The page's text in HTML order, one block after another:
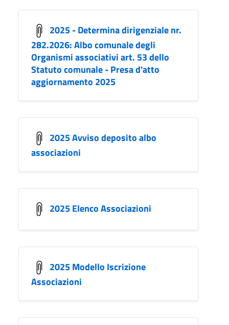
2025 - Determina dirigenziale nr.
282.2026: Albo comunale degli
Organismi associativi art. 53 dello
Statuto comunale - Presa d'atto
aggiornamento 2025
2025 Avviso deposito albo
associazioni
2025 Elenco Associazioni
2025 Modello Iscrizione
Associazioni